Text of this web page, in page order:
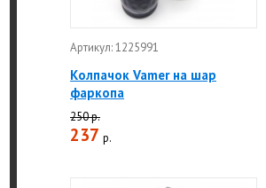
Артикул: 1225991
Колпачок Vamer на шар
фаркопа
250 р.
237 р.